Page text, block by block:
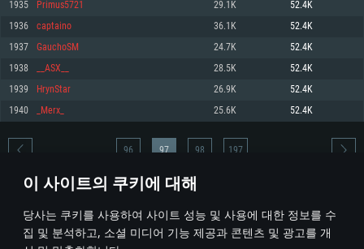
이 사이트의 쿠키에 대해
당사는 쿠키를 사용하여 사이트 성능 및 사용에 대한 정보를 수
집 및 분석하고, 소셜 미디어 기능 제공과 콘텐츠 및 광고를 개
권장 사양
570 혹은 그 이상
여유 저장 공간: 62.2 GB (전체 클라이언트)
권장 사양
네트워크: 브로드밴드 인터넷
여유 저장 공간: 62.2 GB (전체 클라이언트)
권장 사양
운영체제: Ubuntu 20.04 64bit
프로세서: Intel Core i7
메모리: 16 GB
그래픽 카드: Vulkan 을 지원하고, 최신 그래픽 드라이버를 지원하는 NVIDIA
1060 (6개월 미만) 혹은 그와 동급의 성능을 가지며 최신 그래픽 드라이버를
지원하는 AMD RX 570 (6개월 미만; 최소사양 지원 해상도 720p) 이상
여유 저장 공간: 62.2 GB (전체 클라이언트)
1935 Primus5721 29.1K 52.4K
1936 captaino 36.1K 52.4K
1937 GauchoSM 24.7K 52.4K
1938 __ASX__ 28.5K 52.4K
1939 HrynStar 26.9K 52.4K
1940 _Merx_ 25.6K 52.4K
* 순위표는 매일 1회 갱신됩니다
96 97 98 197